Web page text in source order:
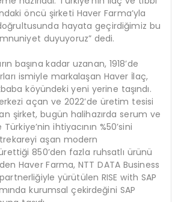
öncü şirketi Haver Farma’yla
hayata geçirdiğimiz bu
duyuyoruz” dedi.
başına kadar uzanan, 1918’de
ismiyle markalaşan Haver İlaç,
köyündeki yeni yerine taşındı.
açan ve 2022’de üretim tesisi
şirket, bugün halihazırda serum ve
ihtiyacının %50’sini
aşan modern
850’den fazla ruhsatlı ürünü
Haver Farma, NTT DATA Business
yürütülen RISE with SAP
kurumsal çekirdeğini SAP